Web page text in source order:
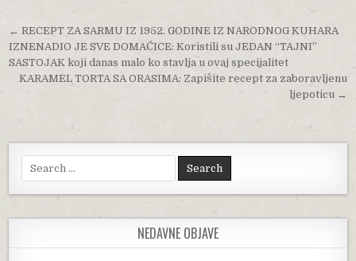
Post navigation
← RECEPT ZA SARMU IZ 1952. GODINE IZ NARODNOG KUHARA
IZNENADIO JE SVE DOMAĆICE: Koristili su JEDAN “TAJNI”
SASTOJAK koji danas malo ko stavlja u ovaj specijalitet
KARAMEL TORTA SA ORASIMA: Zapišite recept za zaboravljenu
ljepoticu →
Search for:
NEDAVNE OBJAVE